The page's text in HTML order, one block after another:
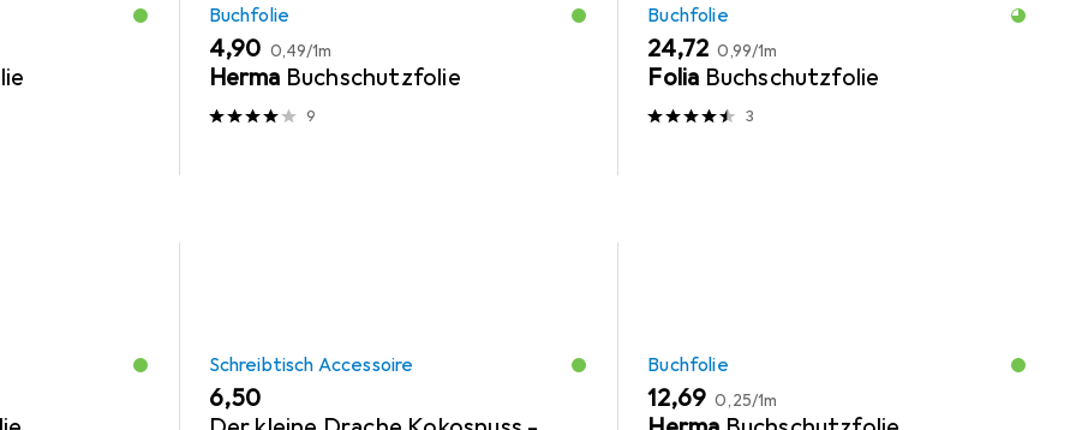
Buchfolie
EUR
4,90 EUR
0,49/1m
Herma Buchschutzfolie
9
Buchfolie
EUR
24,72 EUR
0,99/1m
Folia Buchschutzfolie
3
Schreibtisch Accessoire
EUR
6,50
Buchfolie
EUR
12,69 EUR
0,25/1m